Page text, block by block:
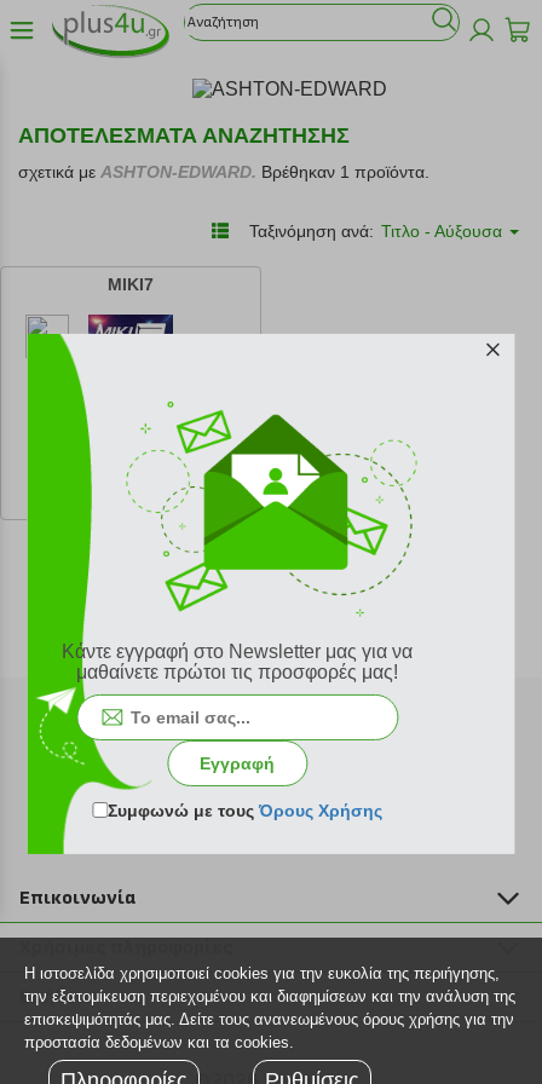
ΑΠΟΤΕΛΕΣΜΑΤΑ ΑΝΑΖΗΤΗΣΗΣ
σχετικά με ASHTON-EDWARD. Βρέθηκαν 1 προϊόντα.
Ταξινόμηση ανά: Τιτλο - Αύξουσα
ΜΙΚΙ7
κωδ. 108188083
14.94 €
Ελάχιστη 30 ημερών 16.60 €
Προτεινόμενη λιανική 16.60 €
Εγγραφή στο newsletter
Επικοινωνία
211 2000 700
info@plus4u.gr
Η εταιρία
Σημεία παραλαβής
Ευκαιρίες καριέρας
Βοήθεια
Εξέλιξη παραγγελίας
Τρόποι παραγγελίας
Κάντε εγγραφή στο Newsletter μας για να
μαθαίνετε πρώτοι τις προσφορές μας!
Εγγραφή
Συμφωνώ με τουςΌρους Χρήσης
Η ιστοσελίδα χρησιμοποιεί cookies για την ευκολία της περιήγησης,
την εξατομίκευση περιεχομένου και διαφημίσεων και την ανάλυση της
επισκεψιμότητάς μας. Δείτε τους ανανεωμένους όρους χρήσης για την
προστασία δεδομένων και τα cookies.